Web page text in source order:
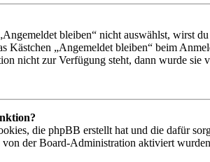
bleiben“ nicht auswählst, wirst
Kästchen „Angemeldet bleiben“ beim
nicht zur Verfügung steht, dann wurde
die phpBB erstellt hat und die dafür
von der Board-Administration aktiviert